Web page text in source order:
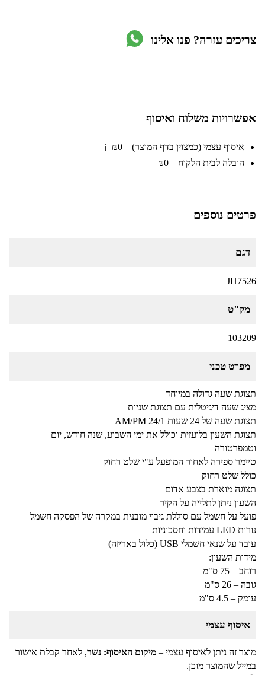
טיימר
ושלטצריכים עזרה? פנו אלינו
אפשרויות משלוח ואיסוף
איסוף עצמי (כמצוין בדף המוצר) – ₪0 ℹ️
הובלה לבית הלקוח – ₪0
פרטים נוספים
דגם
JH7526
מק"ט
103209
מפרט טכני
תצוגת שעה גדולה במיוחד
מציג שעה דיגיטלית עם תצוגת שניות
תצוגת שעה של 24 שעות AM/PM 24/1
תצוגת השעון בלועזית וכולל את ימי השבוע, שנה חודש, יום
וטמפרטורה
טיימר ספירה לאחור המופעל ע"י שלט רחוק
כולל שלט רחוק
תצוגה מוארת בצבע אדום
השעון ניתן לתלייה על הקיר
פועל על חשמל עם סוללת גיבוי מובנית במקרה של הפסקה חשמל
נורות LED עמידות וחסכוניות
עובד על שנאי חשמלי USB (כלול באריזה)
מידות השעון:
רוחב – 75 ס"מ
גובה – 26 ס"מ
עומק – 4.5 ס"מ
איסוף עצמי
מוצר זה ניתן לאיסוף עצמי – מיקום האיסוף: נשר, לאחר קבלת אישור
במייל שהמוצר מוכן.